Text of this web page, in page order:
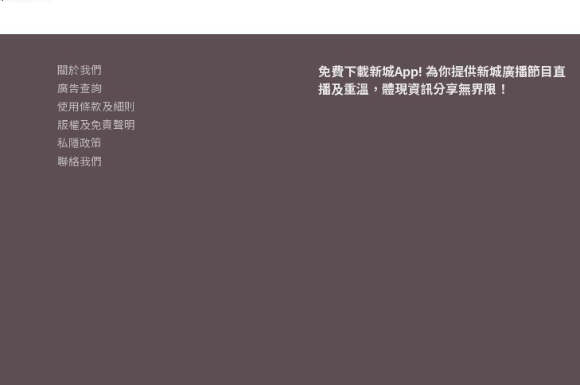
關於我們
廣告查詢
使用條款及細則
版權及免責聲明
私隱政策
聯絡我們
免費下載新城App! 為你提供新城廣播節目直
播及重溫，體現資訊分享無界限！